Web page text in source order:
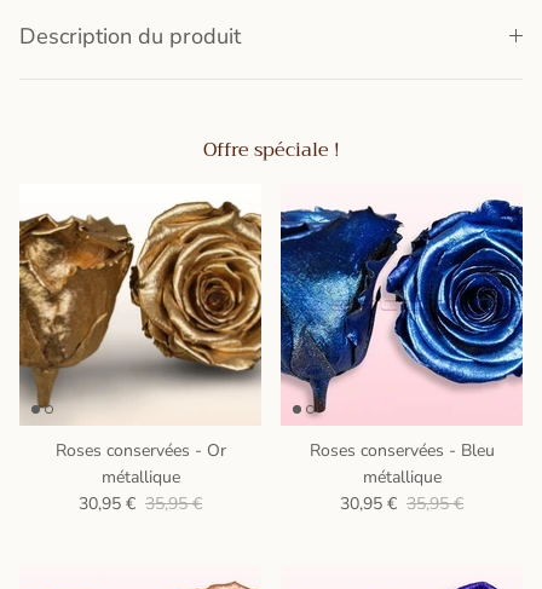
Description du produit
Offre spéciale !
Roses conservées - Or
métallique
30,95 € 35,95 €
Roses conservées - Bleu
métallique
30,95 € 35,95 €